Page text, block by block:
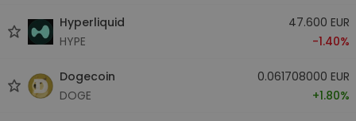
Hyperliquid
HYPE
47.600 EUR
-1.40%
Dogecoin
DOGE
0.061708000 EUR
+1.80%